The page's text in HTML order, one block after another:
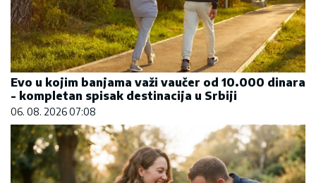
Evo u kojim banjama važi vaučer od 10.000 dinara
- kompletan spisak destinacija u Srbiji
06. 08. 2026 07:08